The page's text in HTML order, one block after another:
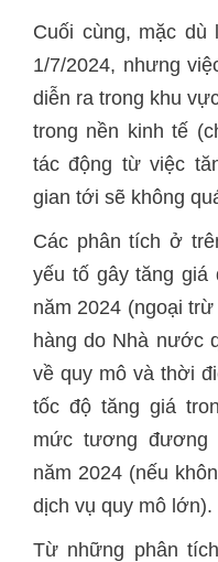
Cuối cùng, mặc
1/7/2024, nhưng
diễn ra trong khu
trong nền kinh tế
tác động từ việc
gian tới sẽ không
Các phân tích ở
yếu tố gây tăng giá
năm 2024 (ngoại
hàng do Nhà nước
về quy mô và thời
tốc độ tăng giá
mức tương đương
năm 2024 (nếu
dịch vụ quy mô lớn).
Từ những phân